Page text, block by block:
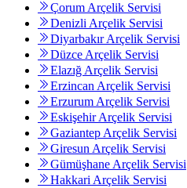
Çorum Arçelik Servisi
Denizli Arçelik Servisi
Diyarbakır Arçelik Servisi
Düzce Arçelik Servisi
Elazığ Arçelik Servisi
Erzincan Arçelik Servisi
Erzurum Arçelik Servisi
Eskişehir Arçelik Servisi
Gaziantep Arçelik Servisi
Giresun Arçelik Servisi
Gümüşhane Arçelik Servisi
Hakkari Arçelik Servisi